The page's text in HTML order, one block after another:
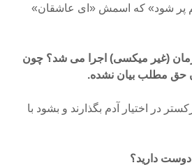
پر شود» که اسمش «ای عاشقان»
(غیر میکسی) اجرا می شد؟ چون
حق مطلب بیان نشده.
در اختیار آدم بگذارند و بشود با
دوست دارید؟